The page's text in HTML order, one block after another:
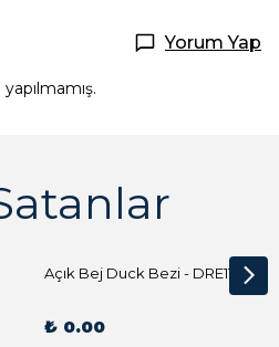
Yorum Yap
Açık Bej Duck Bezi - DRE1144 Kumaş Peçete
₺ 0.00